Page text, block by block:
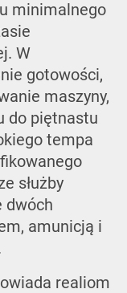
minimalnego
W
gotowości,
maszyny,
do piętnastu
tempa
służby
dwóch
amunicją i
realiom